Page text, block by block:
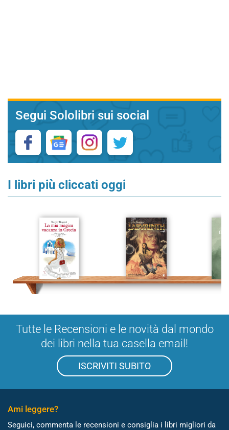
Segui Sololibri sui social
I libri più cliccati oggi
Tutte le Recensioni e le novità dal mondo
dei libri nella tua casella email!
ISCRIVITI SUBITO
Ami leggere?
Seguici, commenta le recensioni e consiglia i libri migliori da